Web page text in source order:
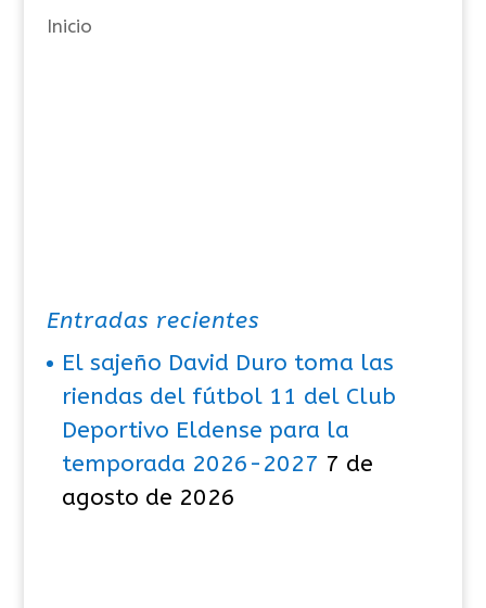
s
Inicio
Entradas recientes
El sajeño David Duro toma las
riendas del fútbol 11 del Club
Deportivo Eldense para la
temporada 2026-2027 7 de
agosto de 2026